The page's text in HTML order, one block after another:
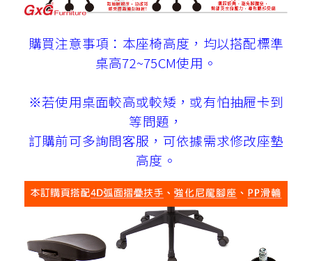
購買注意事項：本座椅高度，均以搭配標準
桌高72~75CM使用。
※若使用桌面較高或較矮，或有怕抽屜卡到
等問題，
訂購前可多詢問客服，可依據需求修改座墊
高度。